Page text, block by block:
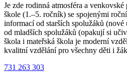
Je zde rodinná atmosféra a
škole (1.–5. ročník) se spojenými
informací od starších spolužáků
od mladších spolužáků (opakují si
škola i mateřská škola je moderní
kvalitní vzdělání pro všechny děti i
731 263 303